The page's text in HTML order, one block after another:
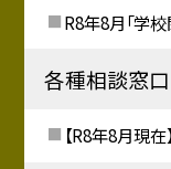
R8年8月「学校
各種相談窓口
【R8年8月現